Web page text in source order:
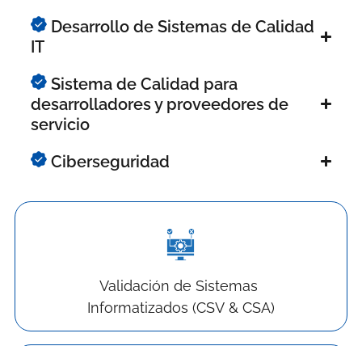
Validación de Sistemas
Informatizados (CSV & CSA)
Desarrollo de Sistemas de Calidad
IT
Sistema de Calidad para
desarrolladores y proveedores de
servicio
Ciberseguridad